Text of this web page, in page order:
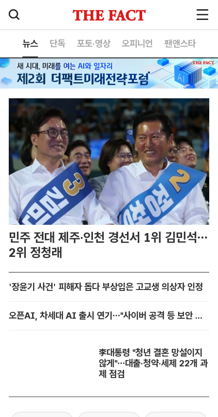
뉴스 단독 포토·영상 오피니언 팬앤스타
민주 전대 제주·인천 경선서 1위 김민석…
2위 정청래
'장윤기 사건' 피해자 돕다 부상입은 고교생 의상자 인정
오픈AI, 차세대 AI 출시 연기…"사이버 공격 등 보안 위험"
李대통령 "청년 결혼 망설이지
않게"…대출·청약·세제 22개 과
제 점검